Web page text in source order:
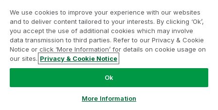
incrementi di tempo
sequenziali (ad esempio il
formato = mm mostra il valore
come numero di minuti
trascorsi dall'inizio del
calendario (1899:12:30:24:00).
Modello di formattazione
codice di formattazione che
specifica nel dettaglio il
Partecipa al programma Analytics
Modernization
Modernizza senza compromettere le tue preziose app
QlikView con il programma Analytics Modernization.
clic qui
ampquestions@qlik.com
We use cookies to improve your experience with our websites
and to deliver content tailored to your interests. By clicking ‘Ok’,
you accept the use of additional cookies which may involve
data transmission to third parties. Refer to our Privacy & Cookie
Notice or click ‘More Information’ for details on cookie usage on
our sites. Privacy & Cookie Notice
Ok
More Information